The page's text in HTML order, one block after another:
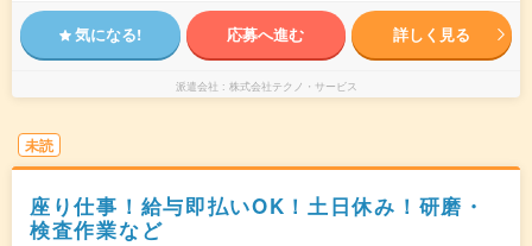
気になる! 応募へ進む 詳しく見る
派遣会社 株式会社テクノ・サービス
未読
座り仕事！給与即払いOK！土日休み！研磨・
検査作業など